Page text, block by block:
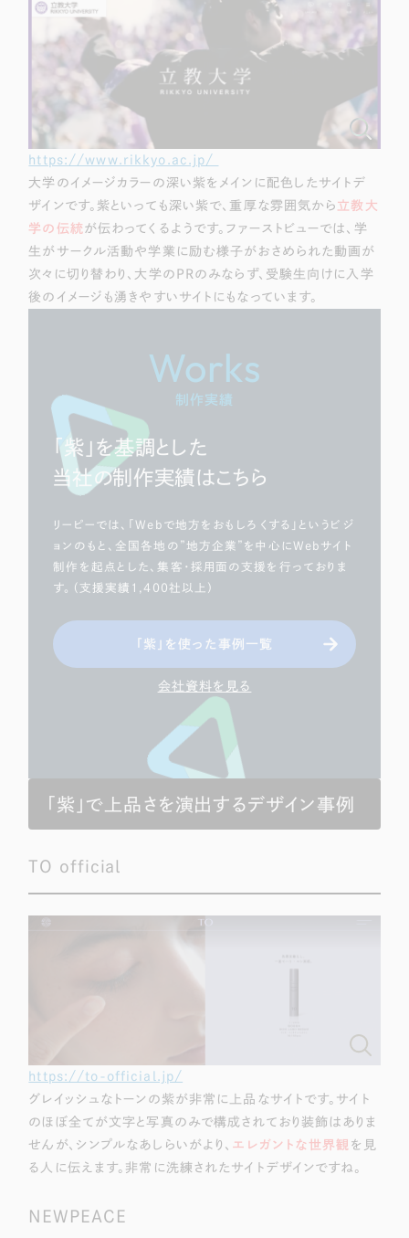
ポータルサイト・メディアサイト
LP（ランディングページ） （28件）
キャンペーン・プロモーションサイト
その他 （1件）
お客様インタビュー
https://www.rikkyo.ac.jp/
大学のイメージカラーの深い紫をメインに配色したサイトデ
ザインです。紫といっても深い紫で、重厚な雰囲気から 立教大
学の伝統 が伝わってくるようです。ファーストビューでは、学
生がサークル活動や学業に励む様子がおさめられた動画が
次々に切り替わり、大学のPRのみならず、受験生向けに入学
後のイメージも湧きやすいサイトにもなっています。
Works
制作実績
「紫」を基調とした
当社の制作実績はこちら
リーピーでは、「Webで地方をおもしろくする」というビジ
ョンのもと、全国各地の”地方企業”を中心にWebサイト
制作を起点とした、集客・採用面の支援を行っておりま
す。（支援実績1,400社以上）
「紫」を使った事例一覧
会社資料を見る
「紫」で上品さを演出するデザイン事例
TO official
https://to-official.jp/
グレイッシュなトーンの紫が非常に上品なサイトです。サイト
のほぼ全てが文字と写真のみで構成されており装飾はありま
せんが、シンプルなあしらいがより、 エレガントな世界観 を見
る人に伝えます。非常に洗練されたサイトデザインですね。
NEWPEACE